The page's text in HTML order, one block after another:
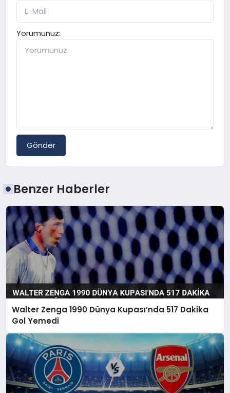
Yorumunuz:
Gönder
Benzer Haberler
Walter Zenga 1990 Dünya Kupası’nda 517 Dakika
Gol Yemedi